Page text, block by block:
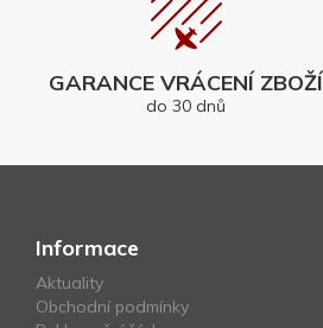
GARANCE VRÁCENÍ ZBOŽÍ
do 30 dnů
Informace
Aktuality
Obchodní podmínky